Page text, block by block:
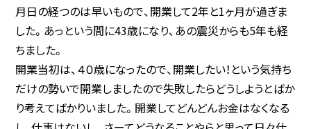
一戸建て
事業用・駐車場
お知らせ
売却相談・見積
月日の経つのは早いもので、開業して2年と1ヶ月が過ぎま
した。あっという間に43歳になり、あの震災からも5年も経
ちました。
開業当初は、４０歳になったので、開業したい！という気持ち
だけの勢いで開業しましたので失敗したらどうしようとばか
り考えてばかりいました。開業してどんどんお金はなくなる